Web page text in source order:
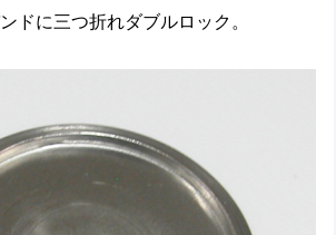
ドに三つ折れダブルロック。